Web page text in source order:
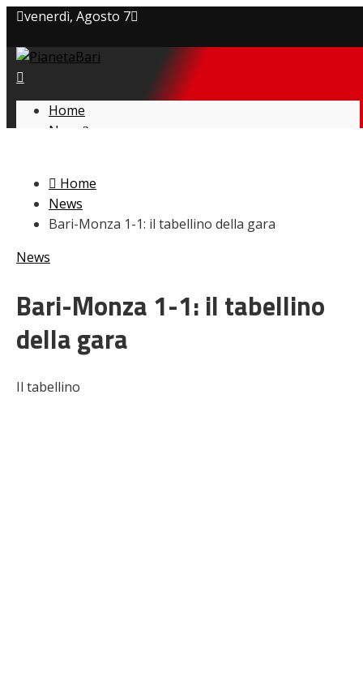
venerdì, Agosto 7
Privacy policy
Cookie Policy
Home
News
L’avversario
Giovanili
Le pagelle
Interviste
Calciomercato
Serie B
Video
Home
News
Bari-Monza 1-1: il tabellino della gara
News
Bari-Monza 1-1: il tabellino
della gara
Il tabellino